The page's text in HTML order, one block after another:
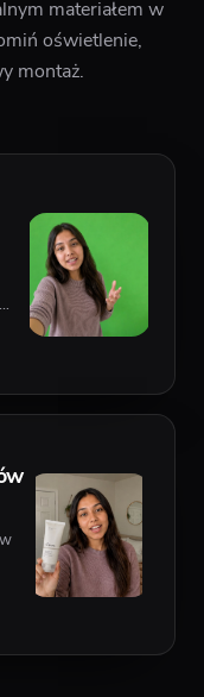
materiałem w
oświetlenie,
montaż.